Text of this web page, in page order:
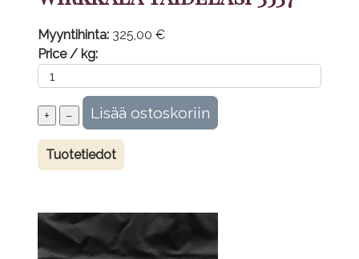
Myyntihinta: 325,00 €
Price / kg:
Tuotetiedot